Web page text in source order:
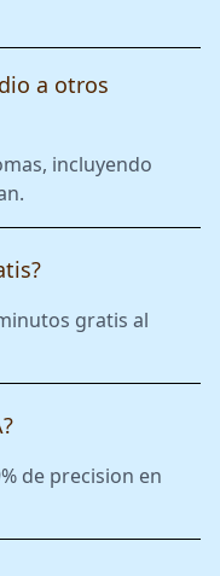
a otros
incluyendo
gratis al
de precision en